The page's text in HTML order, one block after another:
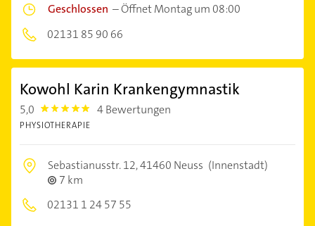
Geschlossen –Öffnet Montag um 08:00
02131 85 90 66
Kowohl Karin Krankengymnastik
5,0 5.0 4 Bewertungen
PHYSIOTHERAPIE
Sebastianusstr. 12,41460 Neuss (Innenstadt)
7 km
02131 1 24 57 55